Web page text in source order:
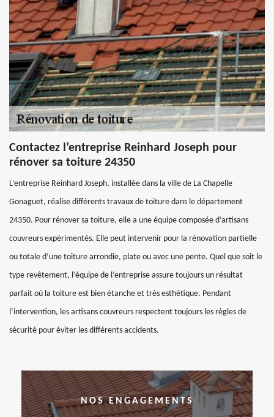
Contactez l’entreprise Reinhard Joseph pour
rénover sa toiture 24350
L’entreprise Reinhard Joseph, installée dans la ville de La Chapelle
Gonaguet, réalise différents travaux de toiture dans le département
24350. Pour rénover sa toiture, elle a une équipe composée d’artisans
couvreurs expérimentés. Elle peut intervenir pour la rénovation partielle
ou totale d’une toiture arrondie, plate ou avec une pente. Quel que soit le
type revêtement, l’équipe de l’entreprise assure toujours un résultat
parfait où la toiture est bien étanche et très esthétique. Pendant
l’intervention, les artisans couvreurs respectent toujours les règles de
sécurité pour éviter les différents accidents.
NOS ENGAGEMENTS